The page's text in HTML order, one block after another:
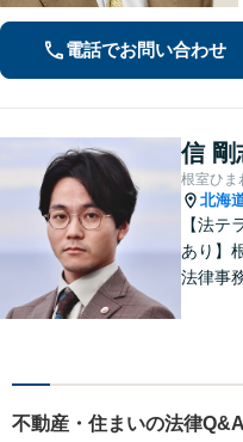
電話でお問い合わせ
信 剛
根室ひま
北海
【法テ
あり】
法律事
不動産・住まいの法律